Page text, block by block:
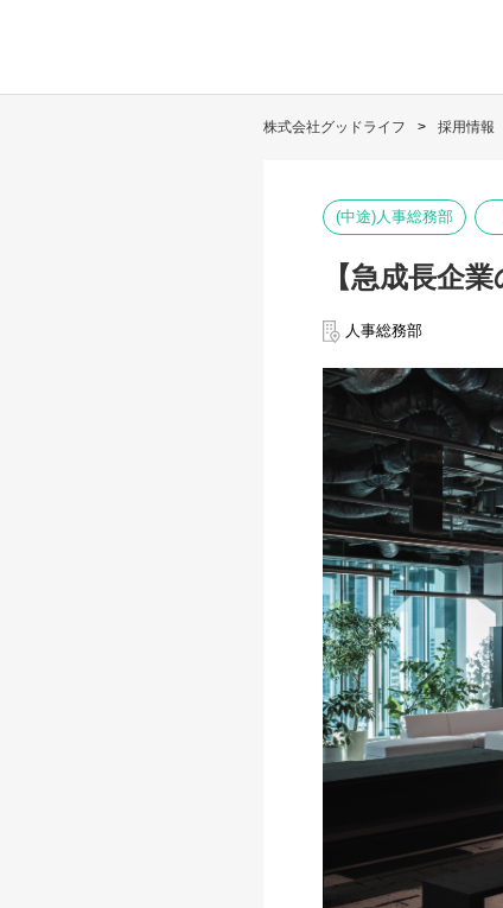
株式会社グッドライフ 採用情報
(中途)人事総務部
【急成長企
人事総務部